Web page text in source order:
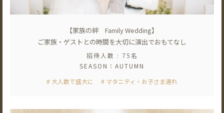
【家族の絆 Family Wedding】
ご家族・ゲストとの時間を大切に演出でおもてなし
招待人数 : 75名
SEASON：AUTUMN
# 大人数で盛大に
# マタニティ・お子さま連れ